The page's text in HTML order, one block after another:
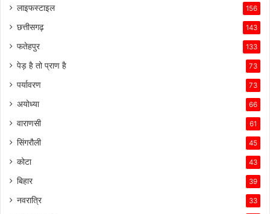
लाइफस्टाइल 156
छत्तीसगढ़ 143
फतेहपुर 133
पेड़ है तो प्राण है 73
पर्यावरण 73
अयोध्या 66
वाराणसी 61
सिंगरौली 45
कोटा 43
बिहार 39
नवरात्रि 33